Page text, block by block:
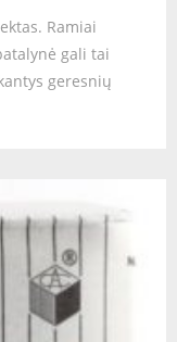
Ramiai
gali tai
geresnių